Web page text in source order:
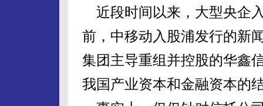
近段时间以来，大型央企
前，中移动入股浦发行的新
集团主导重组并控股的华鑫
我国产业资本和金融资本的